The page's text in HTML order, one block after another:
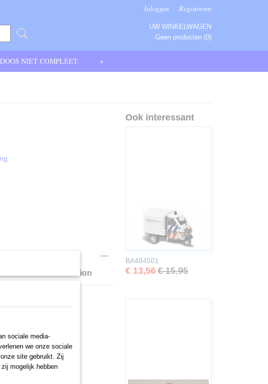
Inloggen Registreren
UW WINKELWAGEN
Geen producten (0)
NIET COMPLEET. +
Police Limited Edition
Ook interessant
BA484501
€ 13,56 € 15,95
sociale media-
we onze sociale
site gebruikt. Zij
mogelijk hebben